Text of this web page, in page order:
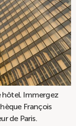
hôtel. Immergez
François
de Paris.